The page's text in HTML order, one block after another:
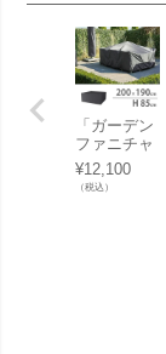
「ガーデン
ファニチャ
ーセット カ
バー （Gar
den furnitur
¥12,100
（税込）